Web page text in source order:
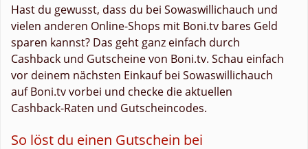
Hast du gewusst, dass du bei Sowaswillichauch und
vielen anderen Online-Shops mit Boni.tv bares Geld
sparen kannst? Das geht ganz einfach durch
Cashback und Gutscheine von Boni.tv. Schau einfach
vor deinem nächsten Einkauf bei Sowaswillichauch
auf Boni.tv vorbei und checke die aktuellen
Cashback-Raten und Gutscheincodes.
So löst du einen Gutschein bei